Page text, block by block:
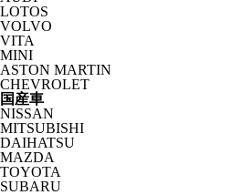
LOTOS
VOLVO
VITA
MINI
ASTON MARTIN
CHEVROLET
国産車
NISSAN
MITSUBISHI
DAIHATSU
MAZDA
TOYOTA
SUBARU